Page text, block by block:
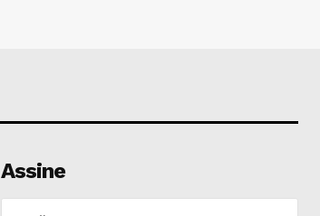
Assine